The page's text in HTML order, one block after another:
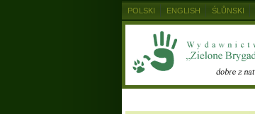
POLSKI ENGLISH ŚLŮNSKI